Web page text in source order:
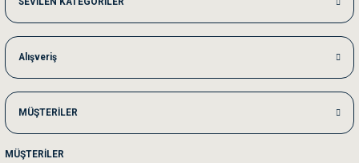
Ka***** Ar******
Ufak bir sorun harici sorun olmadı sağolsunlar onuda hemen çözdüler
Alışveriş
MÜŞTERİLER
MÜŞTERİLER